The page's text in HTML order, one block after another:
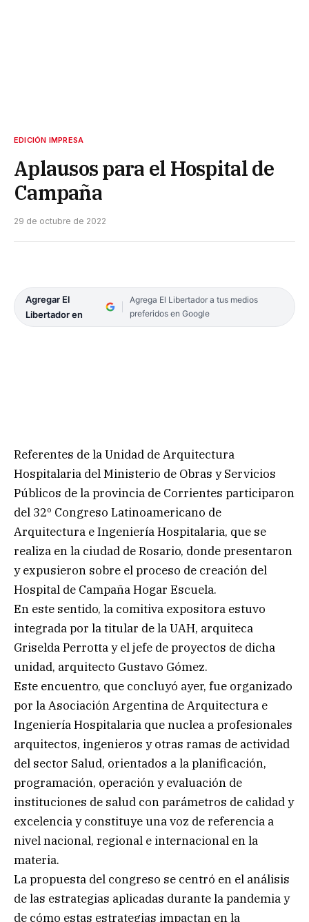
EDICIÓN IMPRESA
Aplausos para el Hospital de
Campaña
29 de octubre de 2022
Agregar El
Libertador en
Agrega El Libertador a tus medios
preferidos en Google
Referentes de la Unidad de Arquitectura
Hospitalaria del Ministerio de Obras y Servicios
Públicos de la provincia de Corrientes participaron
del 32º Congreso Latinoamericano de
Arquitectura e Ingeniería Hospitalaria, que se
realiza en la ciudad de Rosario, donde presentaron
y expusieron sobre el proceso de creación del
Hospital de Campaña Hogar Escuela.
En este sentido, la comitiva expositora estuvo
integrada por la titular de la UAH, arquiteca
Griselda Perrotta y el jefe de proyectos de dicha
unidad, arquitecto Gustavo Gómez.
Este encuentro, que concluyó ayer, fue organizado
por la Asociación Argentina de Arquitectura e
Ingeniería Hospitalaria que nuclea a profesionales
arquitectos, ingenieros y otras ramas de actividad
del sector Salud, orientados a la planificación,
programación, operación y evaluación de
instituciones de salud con parámetros de calidad y
excelencia y constituye una voz de referencia a
nivel nacional, regional e internacional en la
materia.
La propuesta del congreso se centró en el análisis
de las estrategias aplicadas durante la pandemia y
de cómo estas estrategias impactan en la